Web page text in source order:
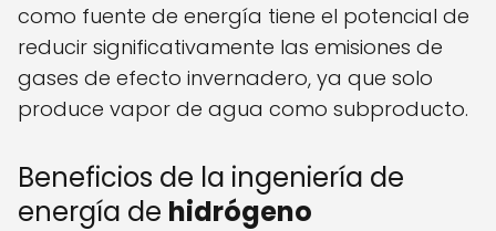
como fuente de energía tiene el potencial de
reducir significativamente las emisiones de
gases de efecto invernadero, ya que solo
produce vapor de agua como subproducto.
Beneficios de la ingeniería de
energía de hidrógeno